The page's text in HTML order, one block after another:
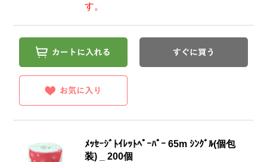
す。
ﾒｯｾｰｼﾞﾄｲﾚｯﾄﾍﾟｰﾊﾟｰ 65m ｼﾝｸﾞﾙ(個包
装) _ 200個